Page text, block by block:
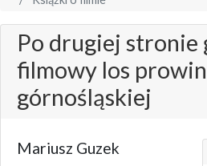
Po drugiej stronie
filmowy los
górnośląskiej
Mariusz Guzek